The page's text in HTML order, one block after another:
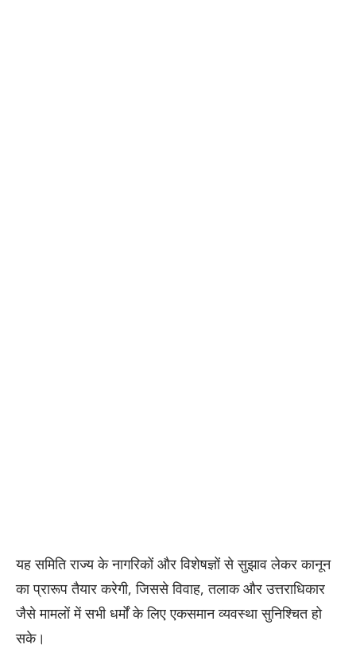
यह समिति राज्य के नागरिकों और विशेषज्ञों से सुझाव लेकर कानून
का प्रारूप तैयार करेगी, जिससे विवाह, तलाक और उत्तराधिकार
जैसे मामलों में सभी धर्मों के लिए एकसमान व्यवस्था सुनिश्चित हो
सके।